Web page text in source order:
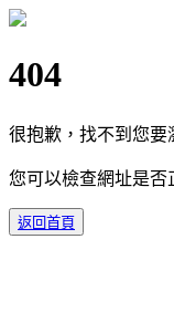
404
很抱歉，找不到您要
您可以檢查網址是否
返回首頁